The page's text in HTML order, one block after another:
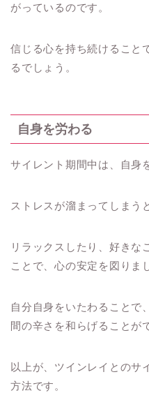
がっているのです。
信じる心を持ち続けること
るでしょう。
自身を労わる
サイレント期間中は、自身
ストレスが溜まってしまう
リラックスしたり、好きな
ことで、心の安定を図りま
自分自身をいたわることで
間の辛さを和らげることが
以上が、ツインレイとのサ
方法です。